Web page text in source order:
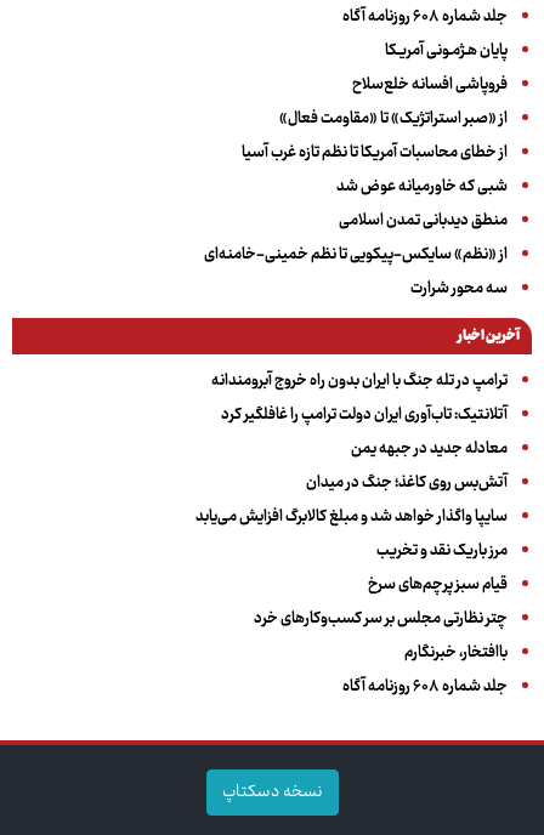
جلد شماره ۶۰۸ روزنامه آگاه
پایان هـژمـونی آمریـکا
فروپاشی افسانه خلع‌سلاح
از «صبر استراتژیک» تا «مقاومت فعال»
از خطای محاسبات آمریکا تا نظم تازه غرب آسیا
شبی که خاورمیانه عوض شد
منطق دیدبانی تمدن اسلامی
از «نظم» سایکس-پیکویی تا نظم خمینی-خامنه‌ای
سه‌ محور شرارت
آخرین اخبار
ترامپ در تله جنگ با ایران بدون راه خروج آبرومندانه
آتلانتیک: تاب‌آوری ایران دولت ترامپ را غافلگیر کرد
معادله جدید در جبهه یمن
آتش‌بس روی کاغذ؛ جنگ در میدان
سایپا واگذار خواهد شد و مبلغ کالابرگ افزایش می‌یابد
مرز باریک نقد و تخریب
قیام سبز پرچم‌های سرخ
چتر نظارتی مجلس بر سر کسب‌وکارهای خرد
باافتخار، خبرنگارم
جلد شماره ۶۰۸ روزنامه آگاه
نسخه دسکتاپ